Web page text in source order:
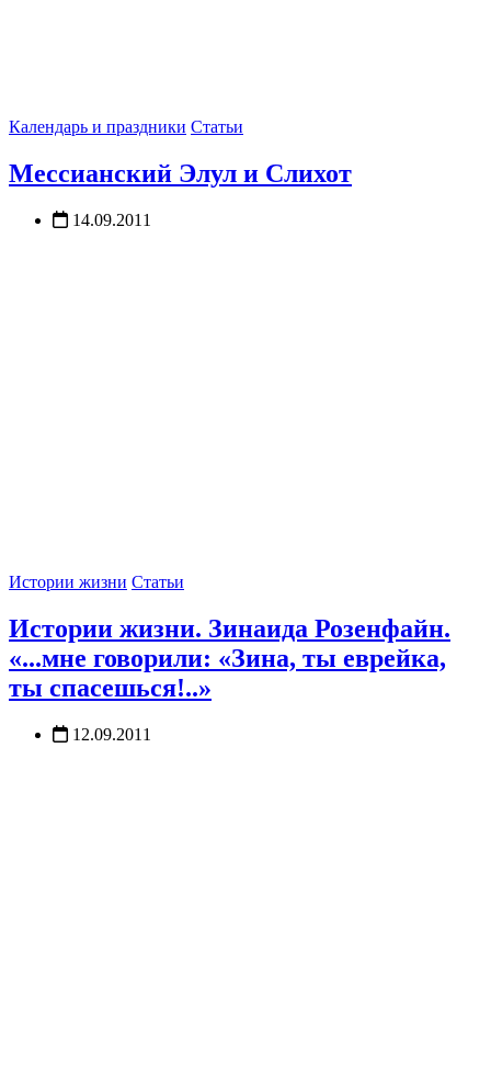
Календарь и праздники Статьи
Мессианский Элул и Слихот
14.09.2011
Истории жизни Статьи
Истории жизни. Зинаида Розенфайн.
«...мне говорили: «Зина, ты еврейка,
ты спасешься!..»
12.09.2011